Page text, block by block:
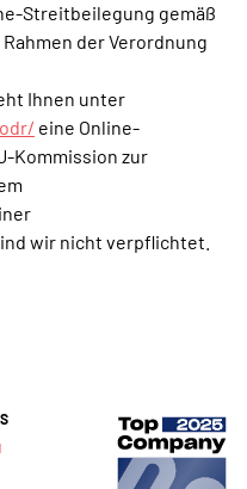
Streitbeilegung gemäß
der Verordnung
Ihnen unter
eine Online-
Kommission zur
wir nicht verpflichtet.